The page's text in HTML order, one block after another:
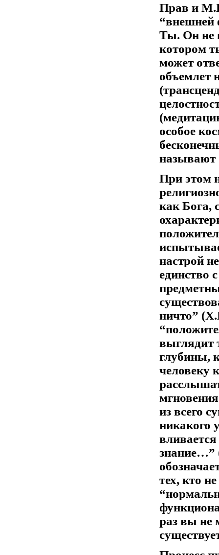
Прав и
“внешней
Ты. Он не
котором
может
объемлет
особое
называют
При этом
как Бога,
настрой
единство
ничто”
выглядит
глубины,
человеку
из всего
никакого
вливается
знание…”
тех, кто
раз вы не